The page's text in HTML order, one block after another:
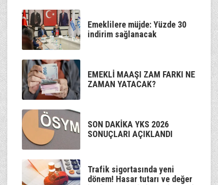
22:00 Kaan Özdemir
00:00 Gölge Sizlerle
Talha Bora Öge
Emeklilere müjde: Yüzde 30
indirim sağlanacak
EMEKLİ MAAŞI ZAM FARKI NE
ZAMAN YATACAK?
SON DAKİKA YKS 2026
SONUÇLARI AÇIKLANDI
Trafik sigortasında yeni
dönem! Hasar tutarı ve değer